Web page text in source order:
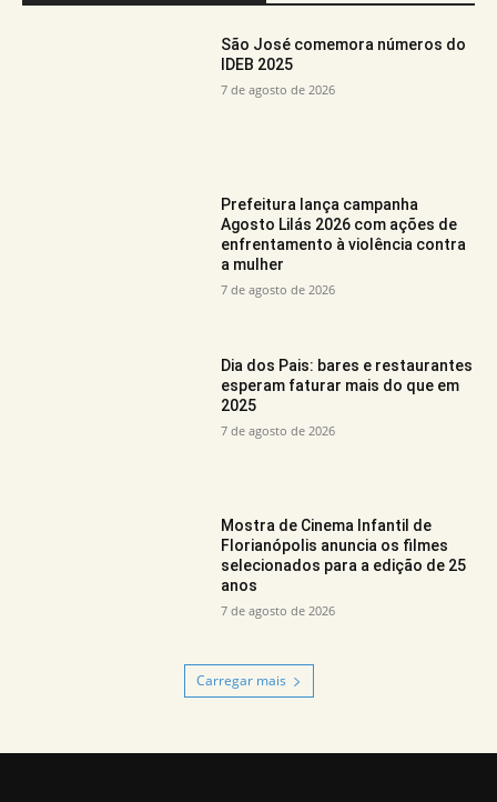
São José comemora números do
IDEB 2025
7 de agosto de 2026
Prefeitura lança campanha
Agosto Lilás 2026 com ações de
enfrentamento à violência contra
a mulher
7 de agosto de 2026
Dia dos Pais: bares e restaurantes
esperam faturar mais do que em
2025
7 de agosto de 2026
Mostra de Cinema Infantil de
Florianópolis anuncia os filmes
selecionados para a edição de 25
anos
7 de agosto de 2026
Carregar mais